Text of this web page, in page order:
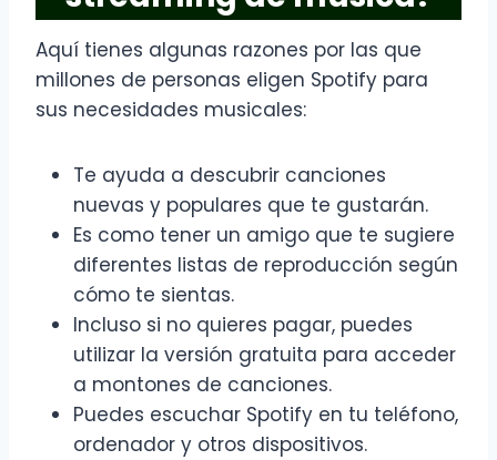
Aquí tienes algunas razones por las que
millones de personas eligen Spotify para
sus necesidades musicales:
Te ayuda a descubrir canciones
nuevas y populares que te gustarán.
Es como tener un amigo que te sugiere
diferentes listas de reproducción según
cómo te sientas.
Incluso si no quieres pagar, puedes
utilizar la versión gratuita para acceder
a montones de canciones.
Puedes escuchar Spotify en tu teléfono,
ordenador y otros dispositivos.